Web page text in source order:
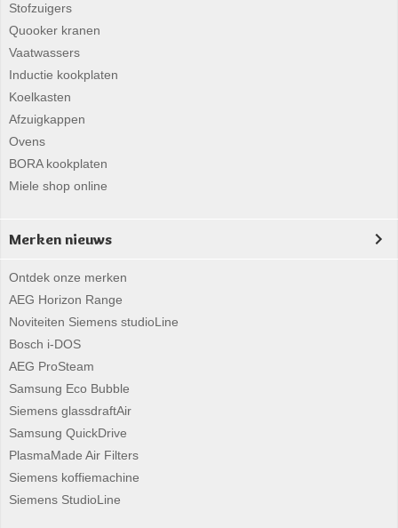
Stofzuigers
Quooker kranen
Vaatwassers
Inductie kookplaten
Koelkasten
Afzuigkappen
Ovens
BORA kookplaten
Miele shop online
Merken nieuws
Ontdek onze merken
AEG Horizon Range
Noviteiten Siemens studioLine
Bosch i-DOS
AEG ProSteam
Samsung Eco Bubble
Siemens glassdraftAir
Samsung QuickDrive
PlasmaMade Air Filters
Siemens koffiemachine
Siemens StudioLine